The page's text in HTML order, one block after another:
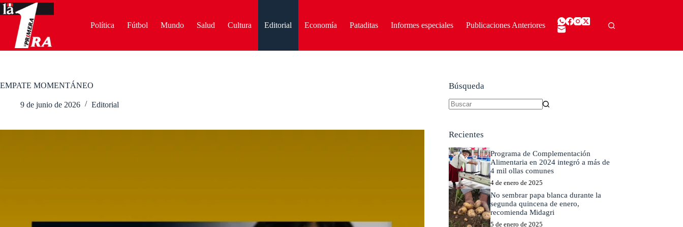
Saltar
al
contenido
Política Fútbol Mundo Salud Cultura Editorial Economía Pataditas Informes especiales Publicaciones Anteriores
EMPATE MOMENTÁNEO
9 de junio de 2026 Editorial
Búsqueda
Recientes
Programa de Complementación
Alimentaria en 2024 integró a más de
4 mil ollas comunes
4 de enero de 2025
No sembrar papa blanca durante la
segunda quincena de enero,
recomienda Midagri
5 de enero de 2025